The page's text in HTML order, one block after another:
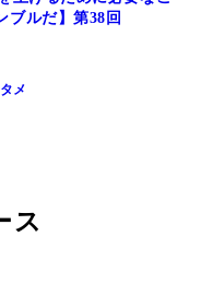
ブルだ】第38回
メ
ス